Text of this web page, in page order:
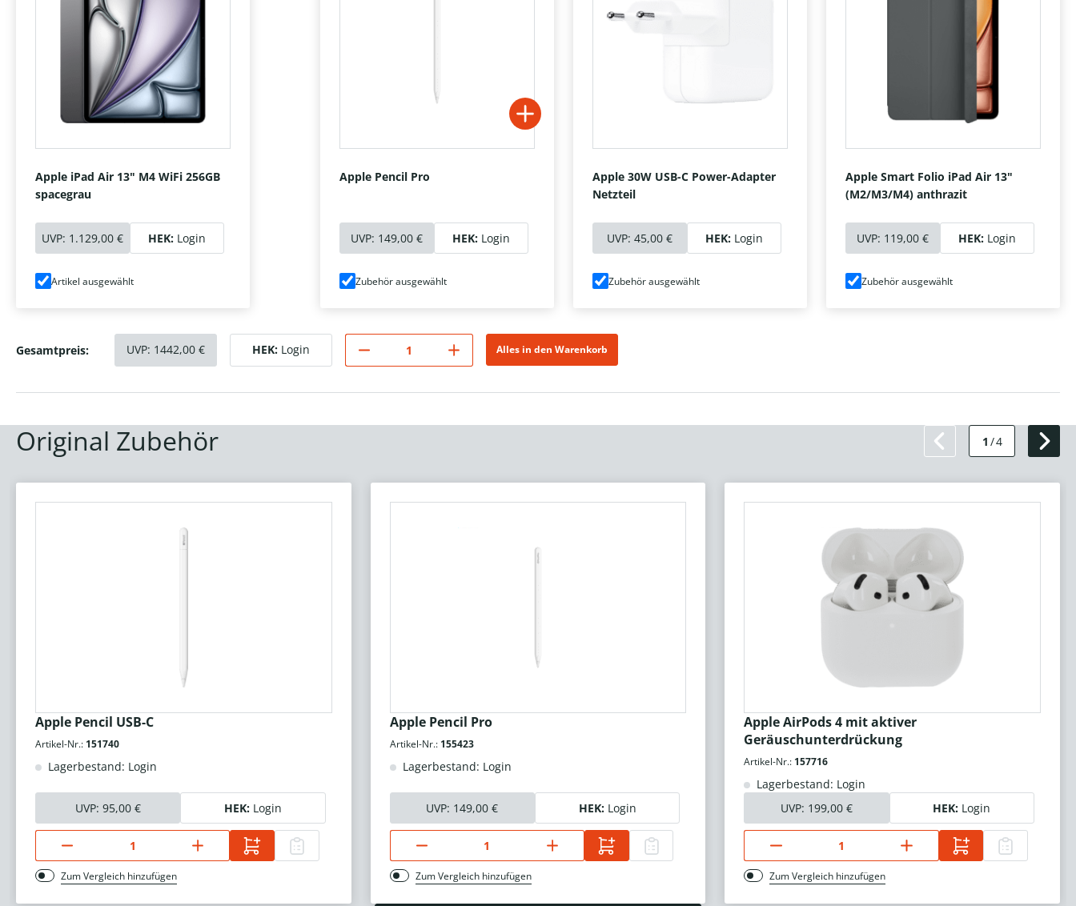
Apple iPad Air 13" M4 WiFi 256GB
spacegrau
UVP: 1.129,00 € HEK: Login
Artikel ausgewählt
Apple Pencil Pro
UVP: 149,00 € HEK: Login
Zubehör ausgewählt
Apple 30W USB-C Power-Adapter
Netzteil
UVP: 45,00 € HEK: Login
Zubehör ausgewählt
Apple Smart Folio iPad Air 13"
(M2/M3/M4) anthrazit
UVP: 119,00 € HEK: Login
Zubehör ausgewählt
Gesamtpreis: UVP: 1442,00 € HEK: Login Alles in den Warenkorb
Original Zubehör 1 /4
Apple Pencil USB-C
Artikel-Nr.: 151740
Lagerbestand: Login
UVP: 95,00 € HEK: Login
Zum Vergleich hinzufügen
Apple Pencil Pro
Artikel-Nr.: 155423
Lagerbestand: Login
UVP: 149,00 € HEK: Login
Zum Vergleich hinzufügen
Apple AirPods 4 mit aktiver
Geräuschunterdrückung
Artikel-Nr.: 157716
Lagerbestand: Login
UVP: 199,00 € HEK: Login
Zum Vergleich hinzufügen